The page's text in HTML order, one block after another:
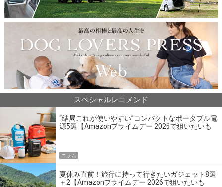
スペシャルレコメンド
“結局これが使いやすい”コンパクトなポータブル電
源5選【Amazonプライムデー 2026で狙いたいも
コラム
夏休み直前！旅行に持って行きたいガジェット8選
＋2【Amazonプライムデー 2026で狙いたいも